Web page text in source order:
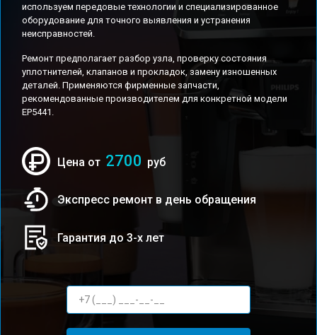
используем передовые технологии и специализированное
оборудование для точного выявления и устранения
неисправностей.
Ремонт предполагает разбор узла, проверку состояния
уплотнителей, клапанов и прокладок, замену изношенных
деталей. Применяются фирменные запчасти,
рекомендованные производителем для конкретной модели
EP5441.
Цена от 2700 руб
Экспресс ремонт в день обращения
Гарантия до 3-х лет